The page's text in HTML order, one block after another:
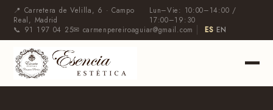
📍 Carretera de Velilla, 6 · Campo
Real, Madrid
Lun–Vie: 10:00–14:00 /
17:00–19:30
📞 91 197 04 25✉ carmenpereiroaguiar@gmail.com ES·EN